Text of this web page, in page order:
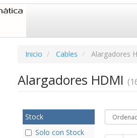
Inicio Cables Alargadores
Alargadores HDMI
Stock
Solo con Stock